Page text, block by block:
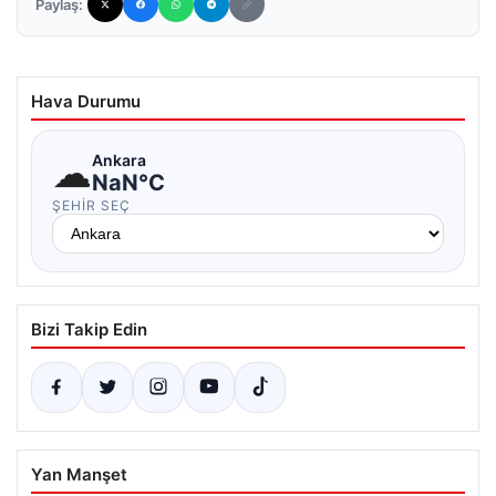
Paylaş:
Hava Durumu
☁Ankara
NaN°C
ŞEHIR SEÇ
Bizi Takip Edin
Yan Manşet